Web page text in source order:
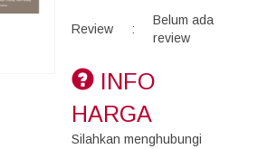
Review :
Belum ada
review
INFO
HARGA
Silahkan menghubungi